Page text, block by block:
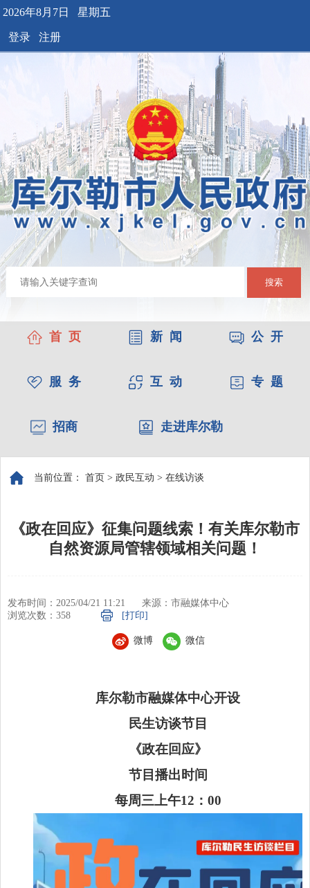
2026年8月7日 星期五
登录 注册
搜索
首 页 新 闻 公 开
服 务 互 动 专 题
招商 走进库尔勒
当前位置： 首页 > 政民互动 > 在线访谈
《政在回应》征集问题线索！有关库尔勒市
自然资源局管辖领域相关问题！
发布时间：2025/04/21 11:21
来源：市融媒体中心
浏览次数： 358 [打印]
微博 微信
库尔勒市融媒体中心开设
民生访谈节目
《政在回应》
节目播出时间
每周三上午12：00